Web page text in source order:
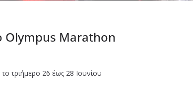
Olympus Marathon
τριήμερο 26 έως 28 Ιουνίου